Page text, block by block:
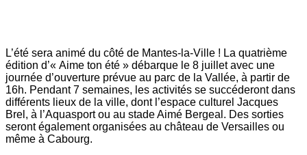
L’été sera animé du côté de Mantes-la-Ville ! La quatrième
édition d’« Aime ton été » débarque le 8 juillet avec une
journée d’ouverture prévue au parc de la Vallée, à partir de
16h. Pendant 7 semaines, les activités se succéderont dans
différents lieux de la ville, dont l’espace culturel Jacques
Brel, à l’Aquasport ou au stade Aimé Bergeal. Des sorties
seront également organisées au château de Versailles ou
même à Cabourg.